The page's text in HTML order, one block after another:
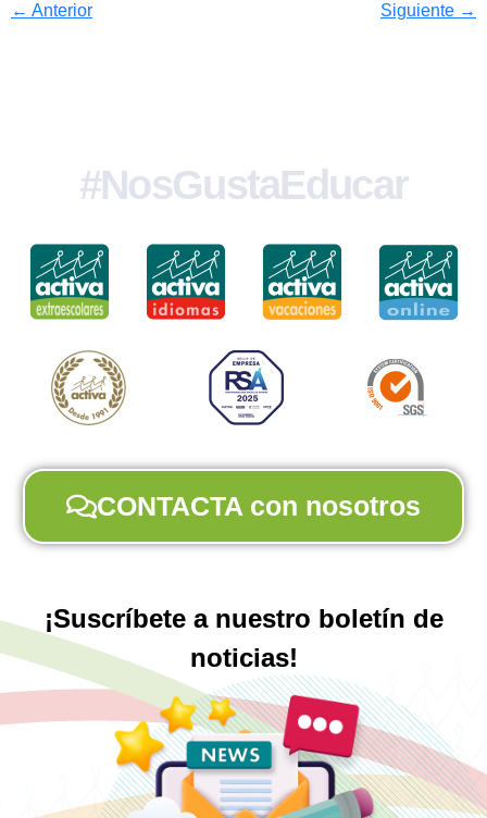
← Anterior Siguiente →
#NosGustaEducar
CONTACTA con nosotros
¡Suscríbete a nuestro boletín de
noticias!